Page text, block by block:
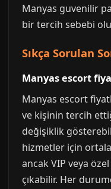
Manyas guvenilir
bir tercih sebebi
Sıkça Sorulan
Manyas escort
Manyas escort
ve kişinin tercih
değişiklik
hizmetler için
ancak VIP veya
çıkabilir. Her